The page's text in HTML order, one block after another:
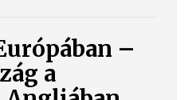
–
a